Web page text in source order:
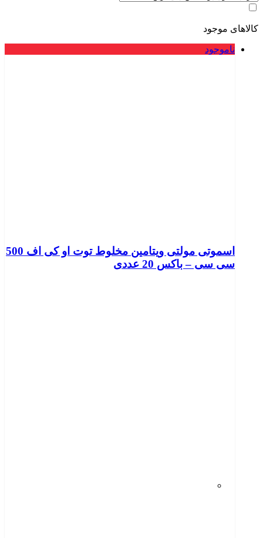
کالاهای موجود
ناموجود
اسموتی مولتی ویتامین مخلوط توت او کی اف 500
سی سی – باکس 20 عددی